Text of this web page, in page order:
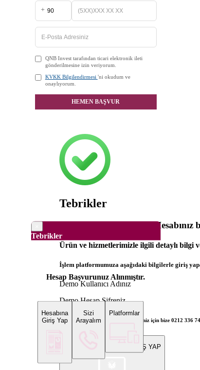
+
QNB Invest tarafından ticari elektronik ileti
gönderilmesine izin veriyorum.
KVKK Bilgilendirmesi 'ni okudum ve
onaylıyorum.
HEMEN BAŞVUR
Tebrikler
Hesap Başvurunuz Alınmıştır.
Hesabına
Giriş Yap
Sizi
Arayalım
Platformlar
Tebrikler
Dünya Borsaları Demo
Ürün ve hizmetlerimizle ilgili detaylı bilgi
İşlem platformumuza aşağıdaki bilgilerle giriş
Demo Kullanıcı Adınız
Demo Hesap Şifreniz
Bilgi ve gerçek hesap açılış talepleriniz için bize 0212 336
WEB PLATFORMUNA GİRİŞ YAP